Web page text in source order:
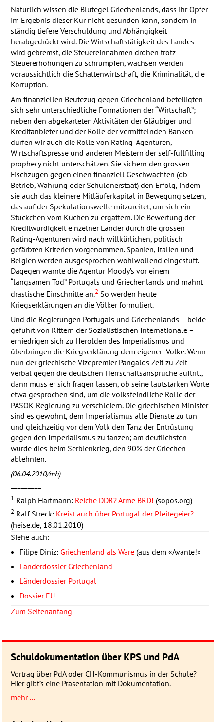
Natürlich wissen die Blutegel Griechenlands, dass ihr Opfer
im Ergebnis dieser Kur nicht gesunden kann, sondern in
ständig tiefere Verschuldung und Abhängigkeit
herabgedrückt wird. Die Wirtschaftstätigkeit des Landes
wird gebremst, die Steuereinnahmen drohen trotz
Steuererhöhungen zu schrumpfen, wachsen werden
voraussichtlich die Schattenwirtschaft, die Kriminalität, die
Korruption.
Am finanziellen Beutezug gegen Griechenland beteiligten
sich sehr unterschiedliche Formationen der “Wirtschaft”;
neben den abgekarteten Aktivitäten der Gläubiger und
Kreditanbieter und der Rolle der vermittelnden Banken
dürfen wir auch die Rolle von Rating-Agenturen,
Wirtschaftspresse und anderen Meistern der self-fullfilling
prophecy nicht unterschätzen. Sie sichern den grossen
Fischzügen gegen einen finanziell Geschwächten (ob
Betrieb, Währung oder Schuldnerstaat) den Erfolg, indem
sie auch das kleinere Mitläuferkapital in Bewegung setzen,
das auf der Spekulationswelle mitzureitet, um sich ein
Stückchen vom Kuchen zu ergattern. Die Bewertung der
Kreditwürdigkeit einzelner Länder durch die grossen
Rating-Agenturen wird nach willkürlichen, politisch
gefärbten Kriterien vorgenommen. Spanien, Italien und
Belgien werden ausgesprochen wohlwollend eingestuft.
Dagegen warnte die Agentur Moody’s vor einem
“langsamen Tod” Portugals und Griechenlands und mahnt
drastische Einschnitte an.2 So werden heute
Kriegserklärungen an die Völker formuliert.
Und die Regierungen Portugals und Griechenlands – beide
geführt von Rittern der Sozialistischen Internationale –
erniedrigen sich zu Herolden des Imperialismus und
überbringen die Kriegserklärung dem eigenen Volke. Wenn
nun der griechische Vizepremier Pangalos Zeit zu Zeit
verbal gegen die deutschen Herrschaftsansprüche auftritt,
dann muss er sich fragen lassen, ob seine lautstarken Worte
etwa gesprochen sind, um die volksfeindliche Rolle der
PASOK-Regierung zu verschleiern. Die griechischen Minister
sind es gewohnt, dem Imperialismus alle Dienste zu tun
und gleichzeitig vor dem Volk den Tanz der Entrüstung
gegen den Imperialismus zu tanzen; am deutlichsten
wurde dies beim Serbienkrieg, den 90% der Griechen
ablehnten.
(06.04.2010/mh)
1 Ralph Hartmann: Reiche DDR? Arme BRD! (sopos.org)
2 Ralf Streck: Kreist auch über Portugal der Pleitegeier?
(heise.de, 18.01.2010)
Siehe auch:
Filipe Diniz: Griechenland als Ware(aus dem «Avante!»
Länderdossier Griechenland
Länderdossier Portugal
Dossier EU
Zum Seitenanfang
Schuldokumentation über KPS und PdA
Vortrag über PdA oder CH-Kommunismus in der Schule?
Hier gibt’s eine Präsentation mit Dokumentation.
mehr ...